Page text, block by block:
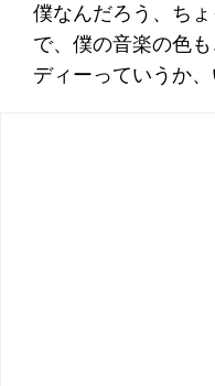
僕なんだろう、ち
で、僕の音楽の色
ディーっていうか、